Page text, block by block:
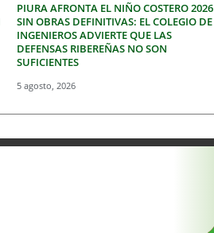
PIURA AFRONTA EL NIÑO COSTERO 2026
SIN OBRAS DEFINITIVAS: EL COLEGIO DE
INGENIEROS ADVIERTE QUE LAS
DEFENSAS RIBEREÑAS NO SON
SUFICIENTES
5 agosto, 2026